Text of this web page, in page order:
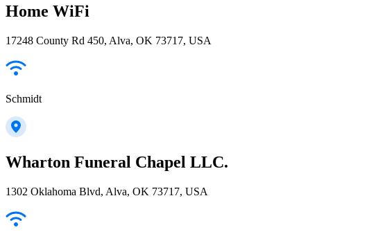
Home WiFi
17248 County Rd 450, Alva, OK 73717, USA
Schmidt
Wharton Funeral Chapel LLC.
1302 Oklahoma Blvd, Alva, OK 73717, USA